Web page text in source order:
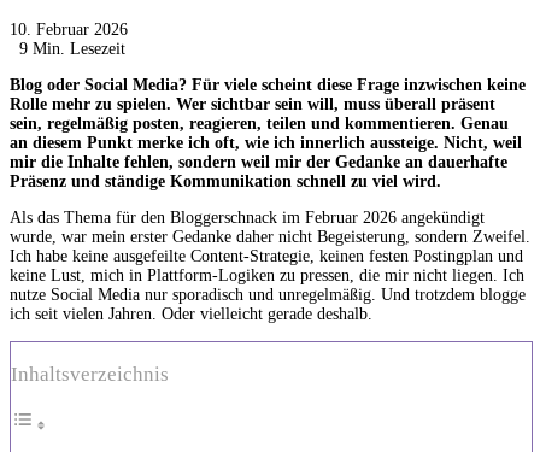
10. Februar 2026
9 Min. Lesezeit
Blog oder Social Media? Für viele scheint diese Frage inzwischen keine
Rolle mehr zu spielen. Wer sichtbar sein will, muss überall präsent
sein, regelmäßig posten, reagieren, teilen und kommentieren. Genau
an diesem Punkt merke ich oft, wie ich innerlich aussteige. Nicht, weil
mir die Inhalte fehlen, sondern weil mir der Gedanke an dauerhafte
Präsenz und ständige Kommunikation schnell zu viel wird.
Als das Thema für den Bloggerschnack im Februar 2026 angekündigt
wurde, war mein erster Gedanke daher nicht Begeisterung, sondern Zweifel.
Ich habe keine ausgefeilte Content-Strategie, keinen festen Postingplan und
keine Lust, mich in Plattform-Logiken zu pressen, die mir nicht liegen. Ich
nutze Social Media nur sporadisch und unregelmäßig. Und trotzdem blogge
ich seit vielen Jahren. Oder vielleicht gerade deshalb.
Inhaltsverzeichnis